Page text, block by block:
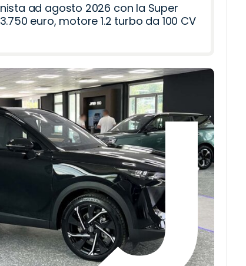
ad agosto 2026 con la Super
euro, motore 1.2 turbo da 100 CV